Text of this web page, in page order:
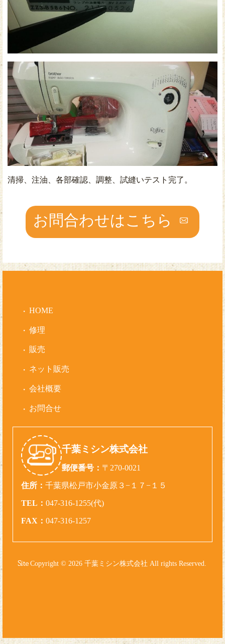
清掃、注油、各部確認、調整、試縫いテスト完了。
お問合わせはこちら
HOME
修理
販売
ネット販売
会社概要
お問合せ
千葉ミシン株式会社
郵便番号： 〒270-0021
住所： 千葉県松戸市小金原３−１７−１５
TEL： 047-316-1255(代)
FAX： 047-316-1257
Copyright © 2026 千葉ミシン株式会社 All rights Reserved.